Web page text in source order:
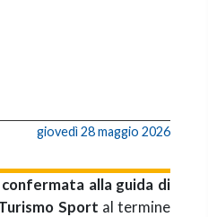
giovedì 28 maggio 2026
alla guida di
Sport al termine